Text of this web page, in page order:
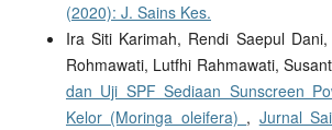
(2020): J. Sains Kes.
Ira Siti Karimah, Rendi Saepul
Rohmawati, Lutfhi Rahmawati,
dan Uji SPF Sediaan Sunscreen
Kelor (Moringa oleifera) , Jurnal